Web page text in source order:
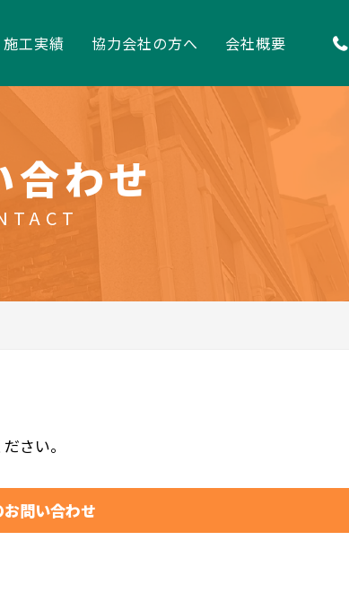
施工実績 協力会社の方へ 会社概要
合わせ
さい。
問い合わせ